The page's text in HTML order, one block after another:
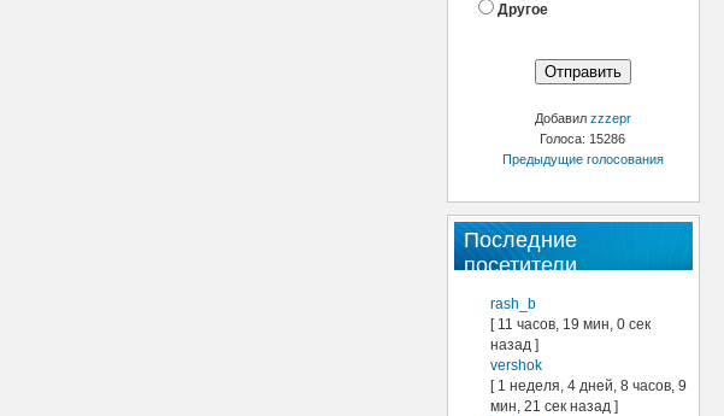
Другое
Добавил zzzepr
Голоса: 15286
Предыдущие голосования
Последние
посетители
rash_b
[ 11 часов, 19 мин, 0 сек
назад ]
vershok
[ 1 неделя, 4 дней, 8 часов, 9
мин, 21 сек назад ]